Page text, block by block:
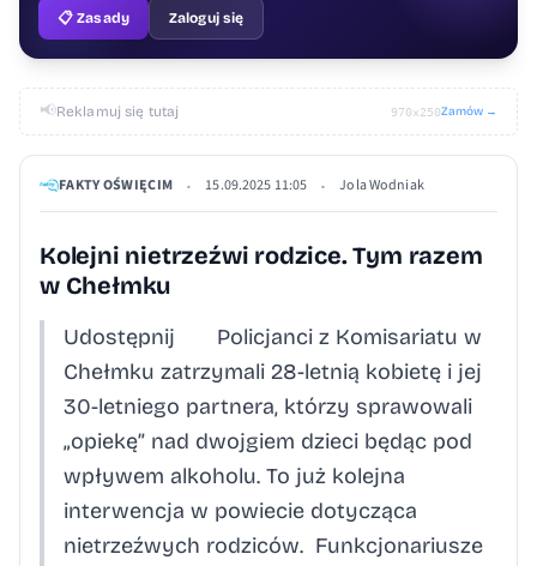
📋 Zasady
Zaloguj się
📢Reklamuj się tutaj 970×250Zamów →
FAKTY OŚWIĘCIM • 15.09.2025 11:05 • Jola Wodniak
Kolejni nietrzeźwi rodzice. Tym razem
w Chełmku
Udostępnij Policjanci z Komisariatu w
Chełmku zatrzymali 28-letnią kobietę i jej
30-letniego partnera, którzy sprawowali
„opiekę” nad dwojgiem dzieci będąc pod
wpływem alkoholu. To już kolejna
interwencja w powiecie dotycząca
nietrzeźwych rodziców. Funkcjonariusze